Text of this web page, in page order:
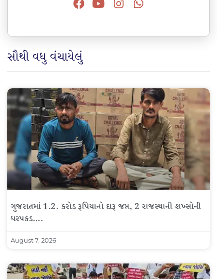
સૌથી વધુ વંચાયેલું
ગુજરાતમાં 1.2. કરોડ રૂપિયાનો દારૂ જપ્ત, 2 રાજસ્થાની શખ્સોની
ધરપકડ….
August 7, 2026